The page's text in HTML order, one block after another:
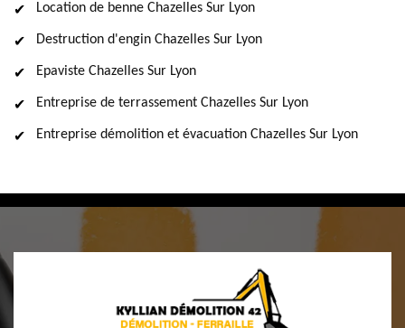
Location de benne Chazelles Sur Lyon
Destruction d'engin Chazelles Sur Lyon
Epaviste Chazelles Sur Lyon
Entreprise de terrassement Chazelles Sur Lyon
Entreprise démolition et évacuation Chazelles Sur Lyon